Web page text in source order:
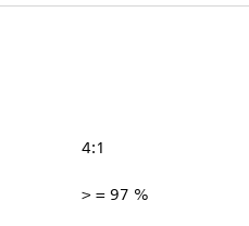
4:1
> = 97 %